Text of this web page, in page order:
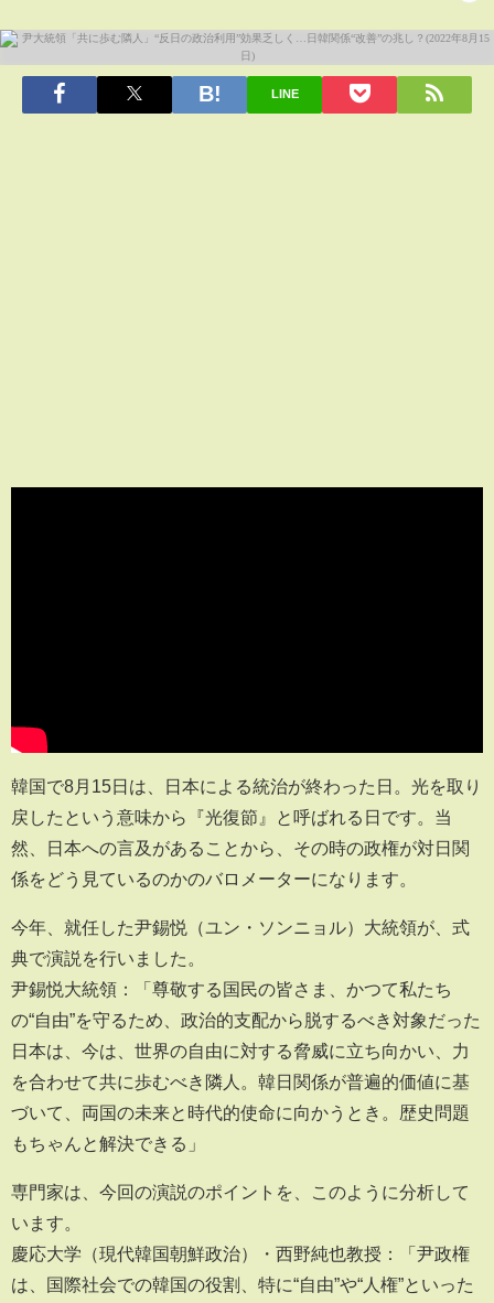
LINE
韓国で8月15日は、日本による統治が終わった日。光を取り
戻したという意味から『光復節』と呼ばれる日です。当
然、日本への言及があることから、その時の政権が対日関
係をどう見ているのかのバロメーターになります。
今年、就任した尹錫悦（ユン・ソンニョル）大統領が、式
典で演説を行いました。
尹錫悦大統領：「尊敬する国民の皆さま、かつて私たち
の“自由”を守るため、政治的支配から脱するべき対象だった
日本は、今は、世界の自由に対する脅威に立ち向かい、力
を合わせて共に歩むべき隣人。韓日関係が普遍的価値に基
づいて、両国の未来と時代的使命に向かうとき。歴史問題
もちゃんと解決できる」
専門家は、今回の演説のポイントを、このように分析して
います。
慶応大学（現代韓国朝鮮政治）・西野純也教授：「尹政権
は、国際社会での韓国の役割、特に“自由”や“人権”といった